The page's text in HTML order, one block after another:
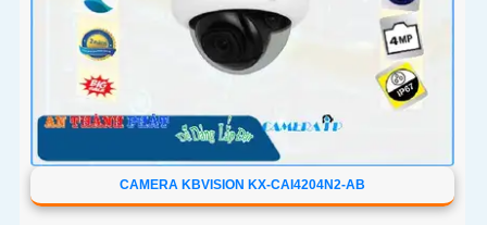
CAMERA KBVISION KX-CAI4204N2-AB